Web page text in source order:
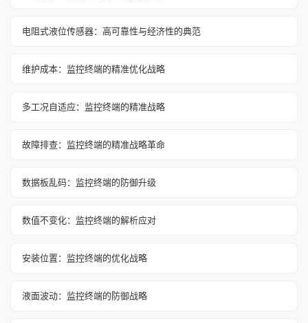
电阻式液位传感器：高可靠性与经济性的典范
维护成本：监控终端的精准优化战略
多工况自适应：监控终端的精准战略
故障排查：监控终端的精准战略革命
数据板乱码：监控终端的防御升级
数值不变化：监控终端的解析应对
安装位置：监控终端的优化战略
液面波动：监控终端的防御战略